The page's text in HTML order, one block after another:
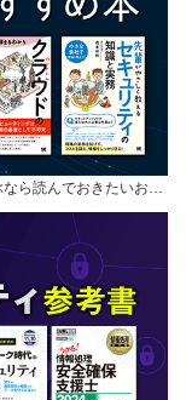
なら読んでおきたいお…